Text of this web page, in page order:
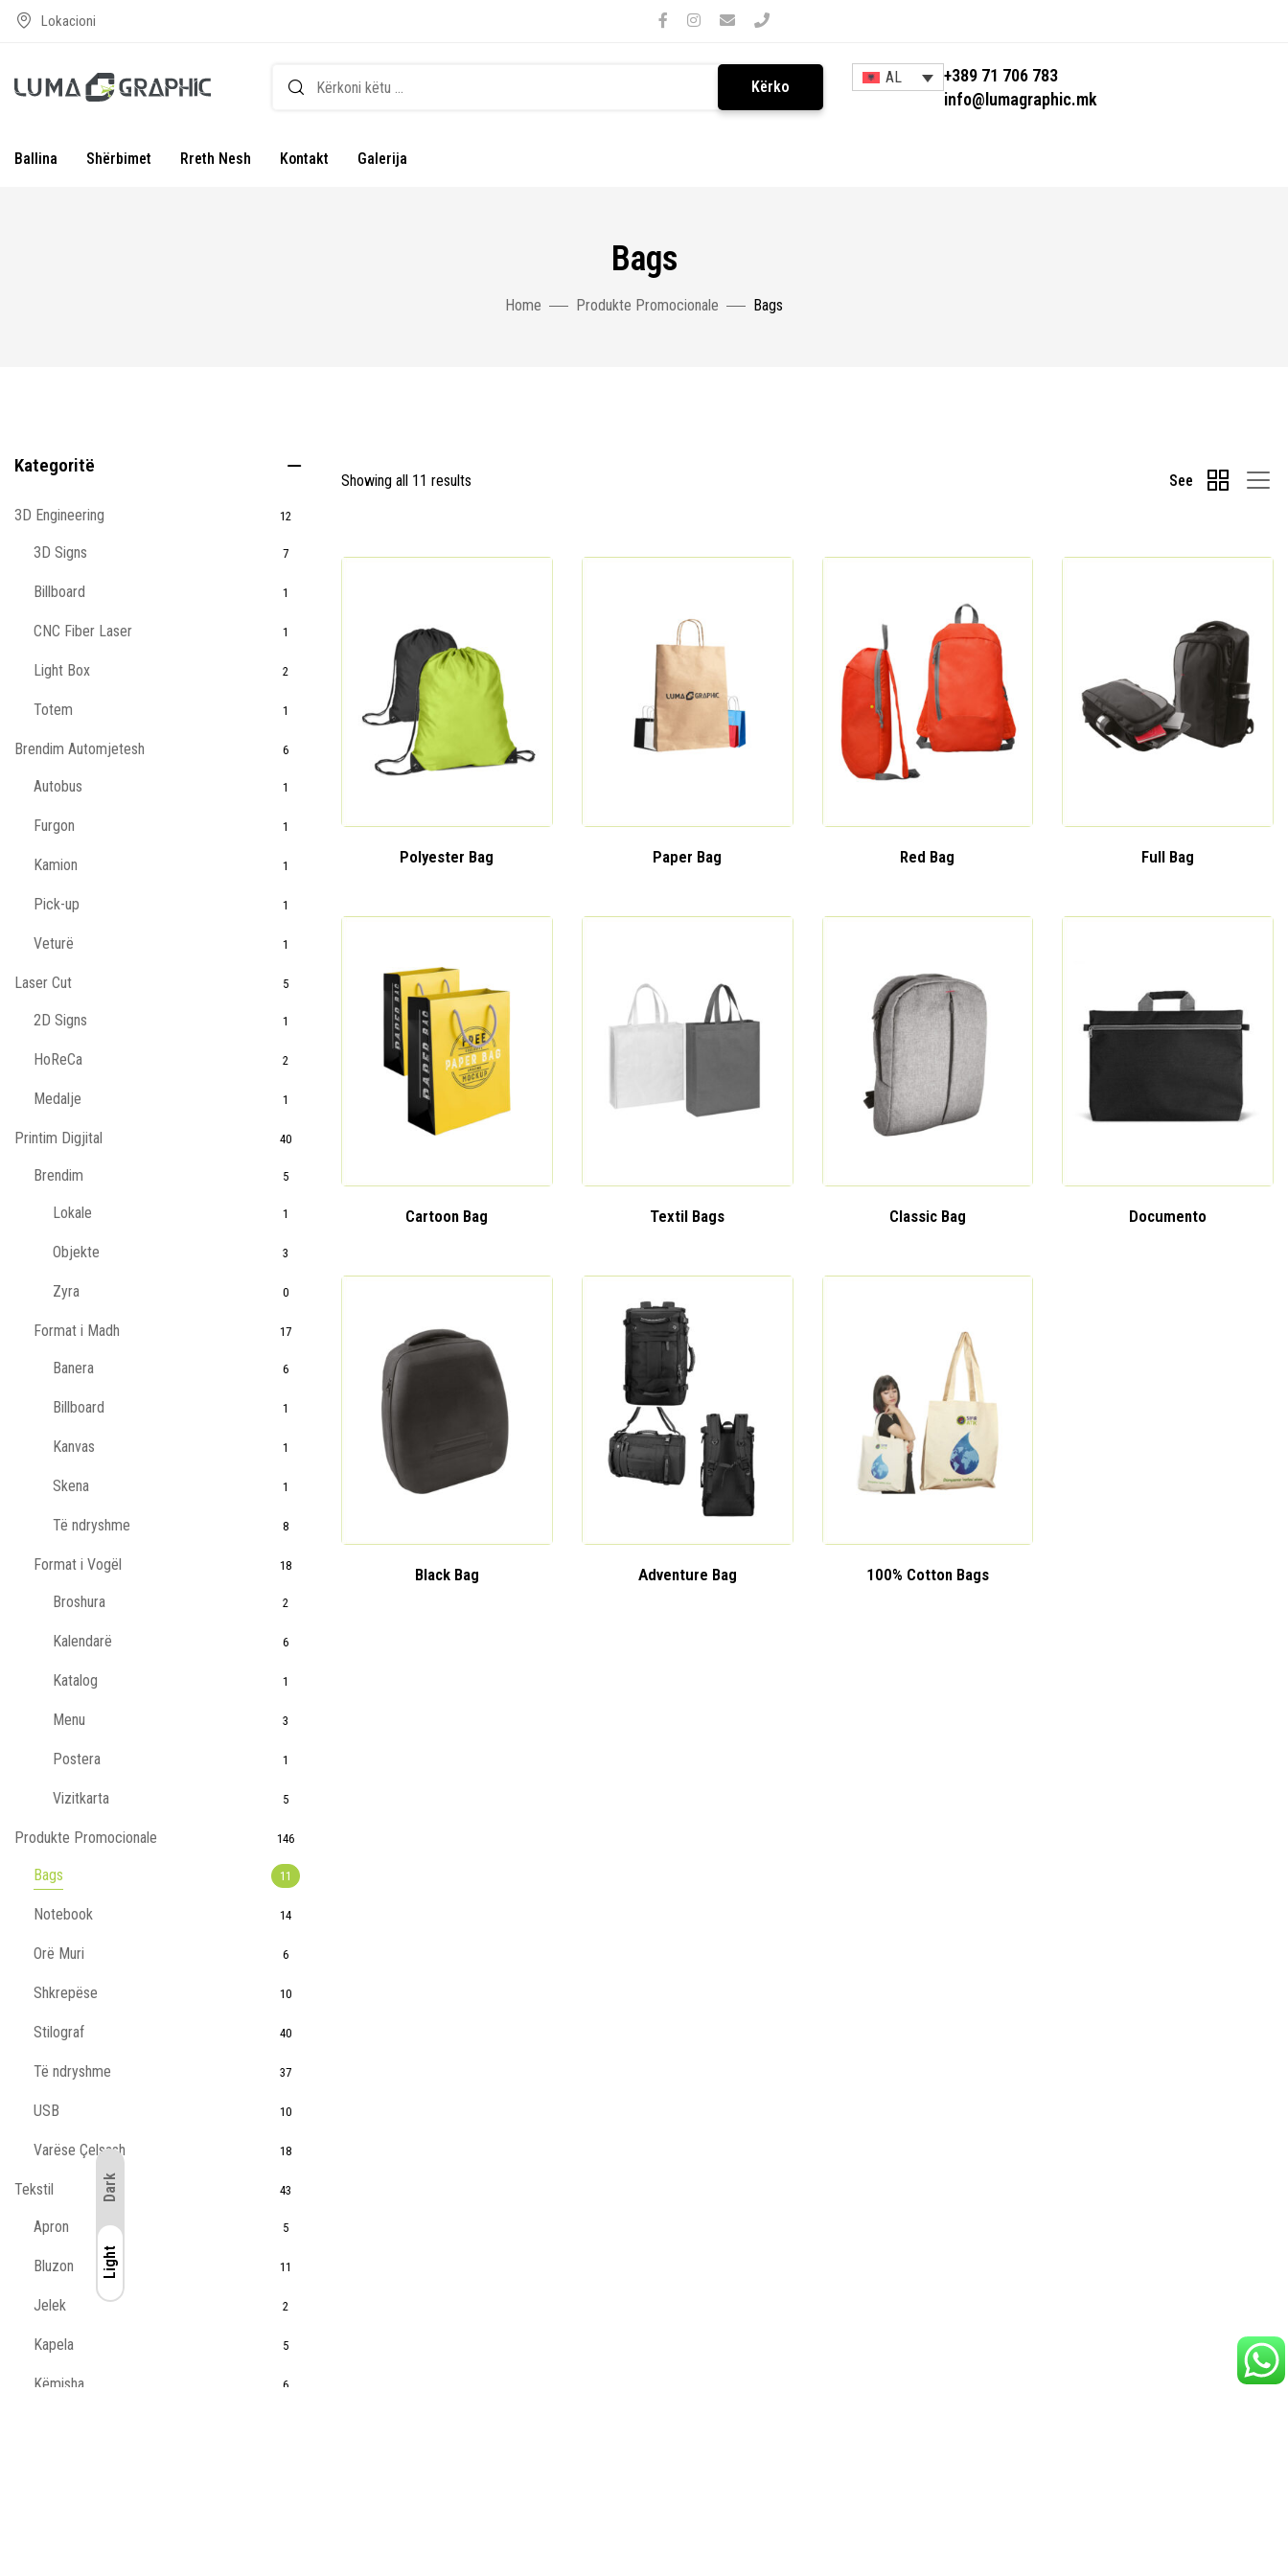
Lokacioni
Kërko
AL
+389 71 706 783
info@lumagraphic.mk
Ballina Shërbimet Rreth Nesh Kontakt Galerija
Bags
Home Produkte Promocionale Bags
Showing all 11 results See
Polyester Bag Paper Bag Red Bag Full Bag
Cartoon Bag Textil Bags Classic Bag Documento
Black Bag Adventure Bag 100% Cotton Bags
Kategoritë
3D Engineering 12
3D Signs 7
Billboard 1
CNC Fiber Laser 1
Light Box 2
Totem 1
Brendim Automjetesh 6
Autobus 1
Furgon 1
Kamion 1
Pick-up 1
Veturë 1
Laser Cut 5
2D Signs 1
HoReCa 2
Medalje 1
Printim Digjital 40
Brendim 5
Lokale 1
Objekte 3
Zyra 0
Format i Madh 17
Banera 6
Billboard 1
Kanvas 1
Skena 1
Të ndryshme 8
Format i Vogël 18
Broshura 2
Kalendarë 6
Katalog 1
Menu 3
Postera 1
Vizitkarta 5
Produkte Promocionale 146
Bags 11
Notebook 14
Orë Muri 6
Shkrepëse 10
Stilograf 40
Të ndryshme 37
USB 10
Varëse Çelsash 18
Tekstil 43
Apron 5
Bluzon 11
Jelek 2
Kapela 5
Këmisha 6
Light
Dark
Light